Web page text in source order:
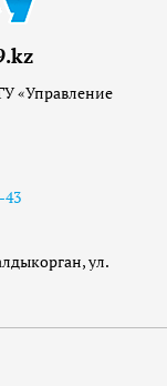
«Управление
43
ул.